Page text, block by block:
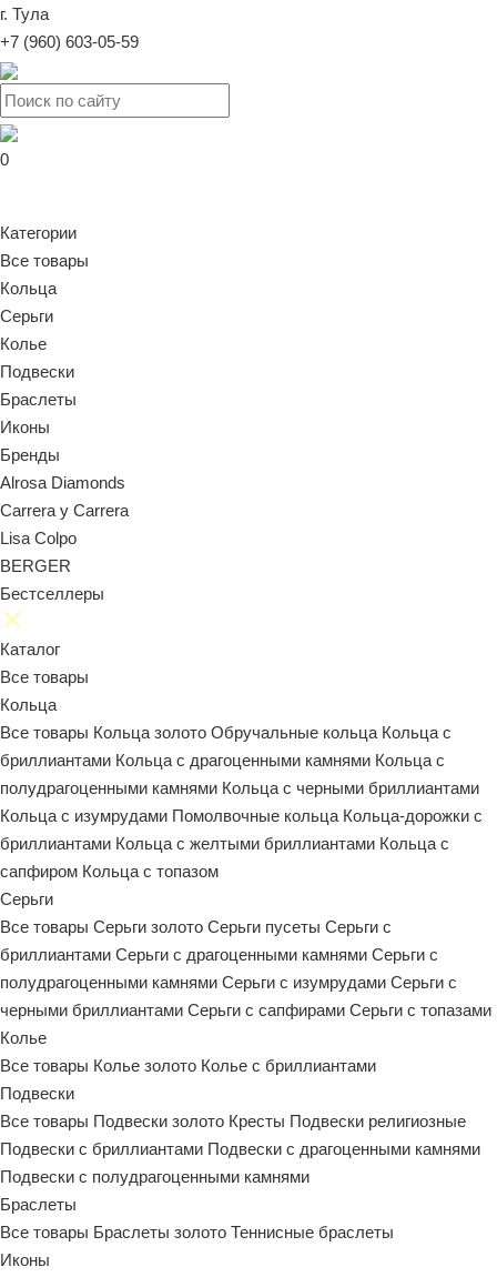
г. Тула
+7 (960) 603-05-59
0
Категории
Все товары
Кольца
Серьги
Колье
Подвески
Браслеты
Иконы
Бренды
Alrosa Diamonds
Carrera y Carrera
Lisa Colpo
BERGER
Бестселлеры
Каталог
Все товары
Кольца
Все товары Кольца золото Обручальные кольца Кольца с
бриллиантами Кольца с драгоценными камнями Кольца с
полудрагоценными камнями Кольца с черными бриллиантами
Кольца с изумрудами Помолвочные кольца Кольца-дорожки с
бриллиантами Кольца с желтыми бриллиантами Кольца с
сапфиром Кольца с топазом
Серьги
Все товары Серьги золото Серьги пусеты Серьги с
бриллиантами Серьги с драгоценными камнями Серьги с
полудрагоценными камнями Серьги с изумрудами Серьги с
черными бриллиантами Серьги с сапфирами Серьги с топазами
Колье
Все товары Колье золото Колье с бриллиантами
Подвески
Все товары Подвески золото Кресты Подвески религиозные
Подвески с бриллиантами Подвески с драгоценными камнями
Подвески с полудрагоценными камнями
Браслеты
Все товары Браслеты золото Теннисные браслеты
Иконы